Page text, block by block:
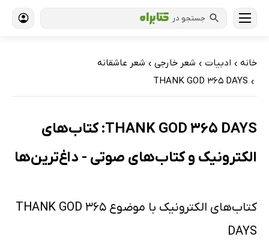
جستجو در
خانه › ادبیات › شعر خارجی › شعر عاشقانه
›
THANK GOD 365 DAYS
THANK GOD 365 DAYS: کتاب‌های
الکترونیک و کتاب‌های صوتی - داغ‌ترین‌ها
کتاب‌های الکترونیک با موضوع THANK GOD 365
DAYS